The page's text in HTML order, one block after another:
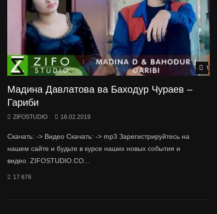
Мадина Давлатова ва Баходур Чураев –
Гариби
ZIFOSTUDIO 16.02.2019
Скачать: -> Видео Скачать: -> mp3 Зарегистрируйтесь на
нашем сайте и будьте в курсе наших новых события и
видео. ZIFOSTUDIO.CO...
17 676